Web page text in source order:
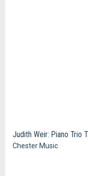
Judith Weir: Piano Trio
Chester Music